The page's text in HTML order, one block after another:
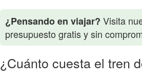
¿Pensando en viajar? Visita
presupuesto gratis y sin
¿Cuánto cuesta el tren